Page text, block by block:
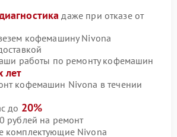
даже при отказе от
кофемашину Nivona
работы по ремонту кофемашин
лет
кофемашин Nivona в течении
до 20%
рублей на ремонт
комплектующие Nivona